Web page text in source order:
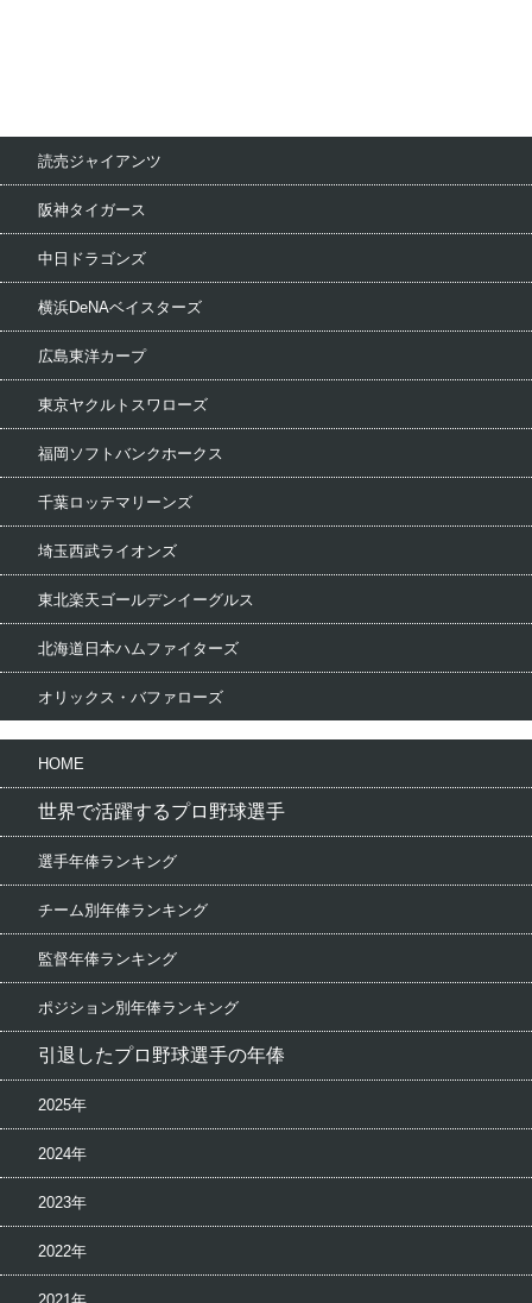
読売ジャイアンツ
阪神タイガース
中日ドラゴンズ
横浜DeNAベイスターズ
広島東洋カープ
東京ヤクルトスワローズ
福岡ソフトバンクホークス
千葉ロッテマリーンズ
埼玉西武ライオンズ
東北楽天ゴールデンイーグルス
北海道日本ハムファイターズ
オリックス・バファローズ
HOME
世界で活躍するプロ野球選手
選手年俸ランキング
チーム別年俸ランキング
監督年俸ランキング
ポジション別年俸ランキング
引退したプロ野球選手の年俸
2025年
2024年
2023年
2022年